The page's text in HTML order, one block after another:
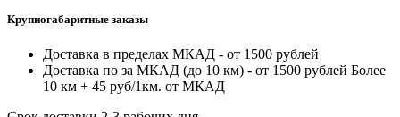
Крупногабаритные заказы
Доставка в пределах МКАД - от 1500 рублей
Доставка по за МКАД (до 10 км) - от 1500 рублей Более
10 км + 45 руб/1км. от МКАД